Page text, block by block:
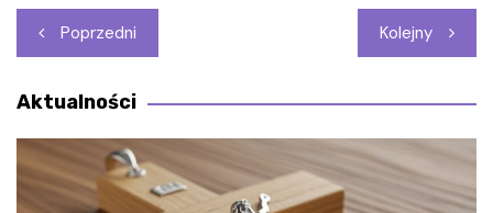
Nawigacja
wpisu
Poprzedni Kolejny
Aktualności